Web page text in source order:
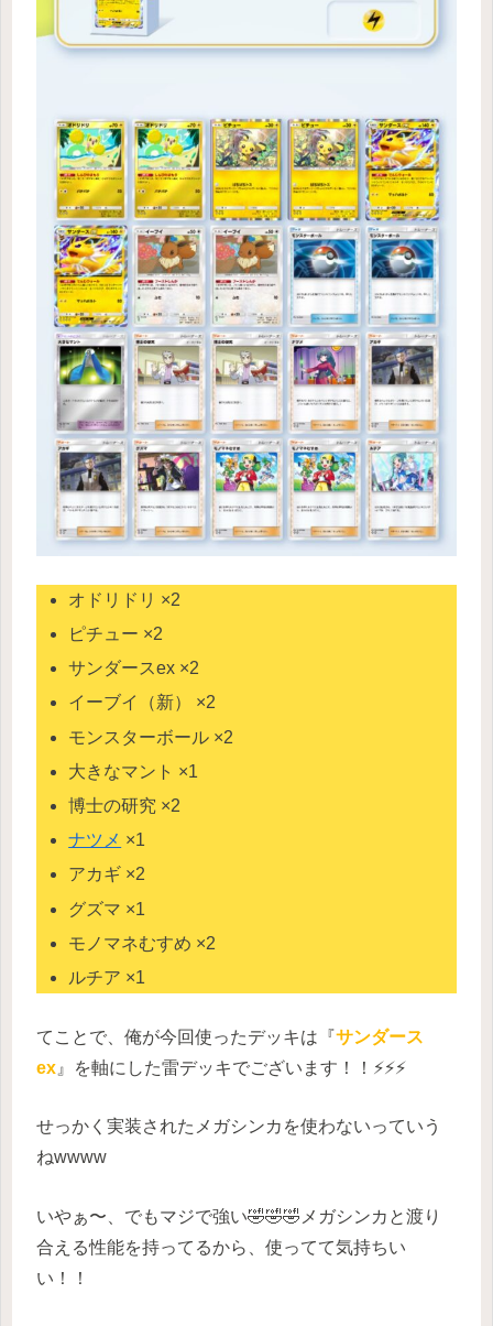
オドリドリ ×2
ピチュー ×2
サンダースex ×2
イーブイ（新） ×2
モンスターボール ×2
大きなマント ×1
博士の研究 ×2
ナツメ ×1
アカギ ×2
グズマ ×1
モノマネむすめ ×2
ルチア ×1
てことで、俺が今回使ったデッキは『サンダース
ex 』を軸にした雷デッキでございます！！⚡️⚡️⚡️
せっかく実装されたメガシンカを使わないっていう
ねwwww
いやぁ〜、でもマジで強い🤣🤣🤣メガシンカと渡り
合える性能を持ってるから、使ってて気持ちい
い！！